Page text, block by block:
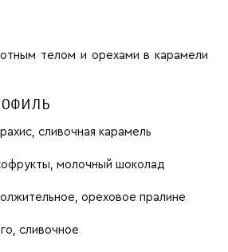
телом и орехами в карамели
сливочная карамель
молочный шоколад
ореховое пралине
сливочное